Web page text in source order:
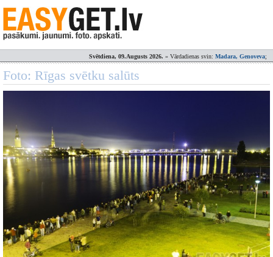
Svētdiena, 09.Augusts 2026. » Vārdadienas svin: Madara, Genoveva;
Foto: Rīgas svētku salūts